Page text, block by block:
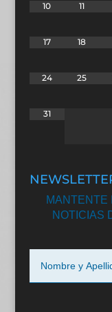
10 11
17 18
24 25
31
MANTENTE
NOTICIAS